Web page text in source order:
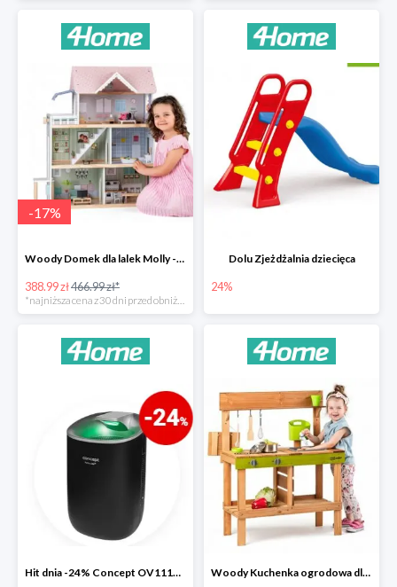
-17%
Woody Domek dla lalek Molly -78zł
388.99 zł466.99 zł*
Dolu Zjeżdżalnia dziecięca
24%
Hit dnia -24% Concept OV1110 osuszacz powietrza Perfect Air Woody Kuchenka ogrodowa dla dzieci Rosalie